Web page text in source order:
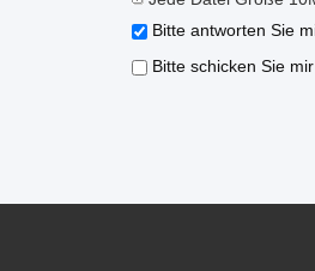
Bitte antworten Sie
Bitte schicken Sie